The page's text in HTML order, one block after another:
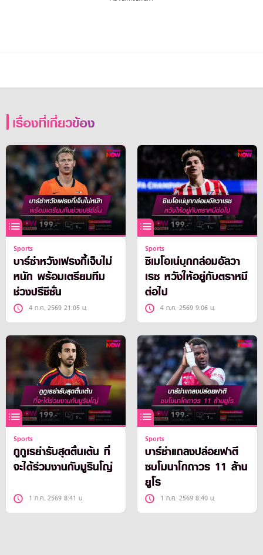
เรื่องที่เกี่ยวข้อง
Sports
บาร์ซ่าหวังเฟรงกี้เจ็บไม่
หนัก พร้อมเตรียมทีม
ช่วงปรีซีซั่น
4 ก.ค. 2569 21:05 น.
Sports
ซิเมโอเน่บุกกล่อมอัลวา
เรซ หวังให้อยู่กับตราหมี
ต่อไป
4 ก.ค. 2569 9:06 น.
Sports
กูกูเรย่ารับสุดตื่นเต้น ที่
จะได้ร่วมงานกับมูรินโญ่
1 ก.ค. 2569 8:41 น.
Sports
บาร์ซ่าแถลงปล่อยฟาตี
ซบโมนาโกถาวร 11 ล้าน
ยูโร
1 ก.ค. 2569 8:40 น.